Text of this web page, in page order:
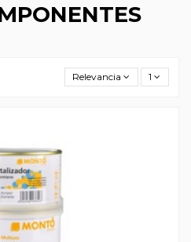
Relevancia 1